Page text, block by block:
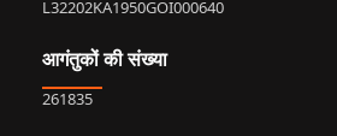
L32202KA1950GOI000640
आगंतुकों की संख्या
261835